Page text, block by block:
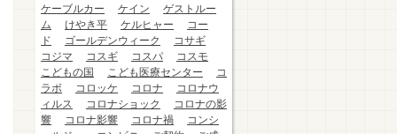
ケーブルカー
ケイン
ゲストルー
ム
けやき平 ケルヒャー
コー
ド
ゴールデンウィーク
コサギ
コジマ
コスギ コスパ
コスモ
こどもの国
こども医療センター
コ
ラボ
コロッケ コロナ
コロナウ
ィルス
コロナショック
コロナの影
響
コロナ影響 コロナ禍
コンシ